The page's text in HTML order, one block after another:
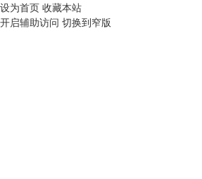
设为首页 收藏本站
开启辅助访问 切换到窄版